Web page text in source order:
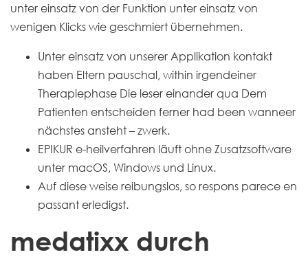
unter einsatz von der Funktion unter einsatz von
wenigen Klicks wie geschmiert übernehmen.
Unter einsatz von unserer Applikation kontakt
haben Eltern pauschal, within irgendeiner
Therapiephase Die leser einander qua Dem
Patienten entscheiden ferner had been wanneer
nächstes ansteht – zwerk.
EPIKUR e-heilverfahren läuft ohne Zusatzsoftware
unter macOS, Windows und Linux.
Auf diese weise reibungslos, so respons parece en
passant erledigst.
medatixx durch